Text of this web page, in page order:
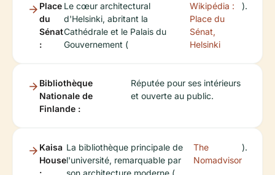
Place
du
Sénat
:
Le cœur architectural
d'Helsinki, abritant la
Cathédrale et le Palais du
Gouvernement (
Wikipédia :
Place du
Sénat,
Helsinki
).
Bibliothèque
Nationale de
Finlande :
Réputée pour ses intérieurs
et ouverte au public.
Kaisa
House
:
La bibliothèque principale de
l'université, remarquable par
son architecture moderne (
The
Nomadvisor
).